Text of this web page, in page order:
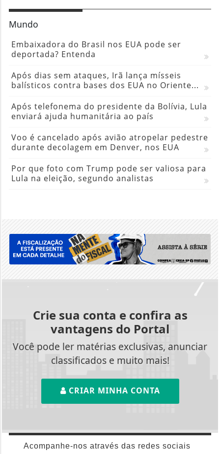
Mundo
Embaixadora do Brasil nos EUA pode ser
deportada? Entenda
Após dias sem ataques, Irã lança mísseis
balísticos contra bases dos EUA no Oriente...
Após telefonema do presidente da Bolívia, Lula
enviará ajuda humanitária ao país
Voo é cancelado após avião atropelar pedestre
durante decolagem em Denver, nos EUA
Por que foto com Trump pode ser valiosa para
Lula na eleição, segundo analistas
Crie sua conta e confira as
vantagens do Portal
Você pode ler matérias exclusivas, anunciar
classificados e muito mais!
CRIAR MINHA CONTA
Acompanhe-nos através das redes sociais